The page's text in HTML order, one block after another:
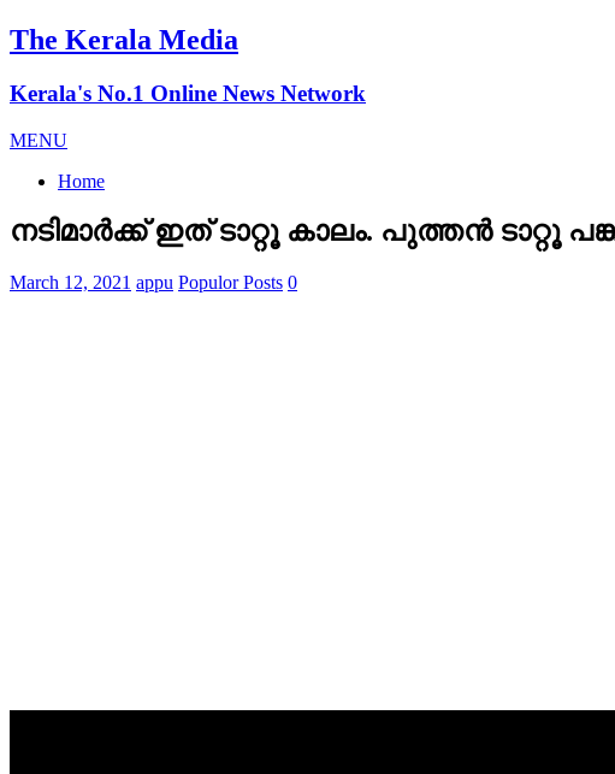
The Kerala Media
Kerala's No.1 Online News Network
MENU
Home
നടിമാര്‍ക്ക് ഇത് ടാറ്റൂ കാലം. പുത്തന്‍
March 12, 2021 appu Populor Posts 0